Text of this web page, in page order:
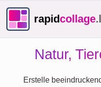
rapidcollage
Natur,
Erstelle